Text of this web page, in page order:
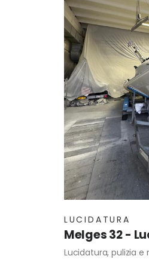
LUCIDATURA
Melges 32 -
Lucidatura, pulizia e